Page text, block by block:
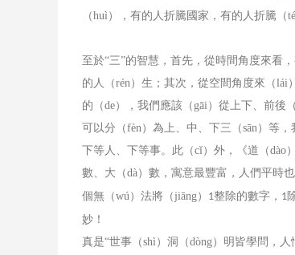
（huì），有的人折騰國家，有的人折騰（
至於“三”的智慧，首先，從時間角度來看
的人（rén）生；其次，從空間角度來（lái
的（de），我們應該（gāi）從上下、前後
可以分（fèn）為上、中、下三（sān）等
下等人、下等事。此（cǐ）外，《道（dào
數、大（dà）數，寓意最豐富，人們平時
個無（wú）法將（jiāng） 1整除的數字， 1
妙！
真是“世事（shì）洞（dòng）明皆學問，人